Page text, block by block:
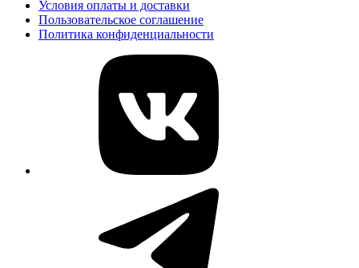
Условия оплаты и доставки
Пользовательское соглашение
Политика конфиденциальности